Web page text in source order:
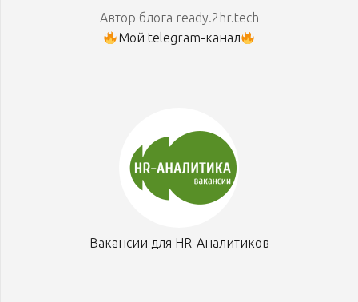
Автор блога ready.2hr.tech
Мой telegram-канал
Вакансии для HR-Аналитиков